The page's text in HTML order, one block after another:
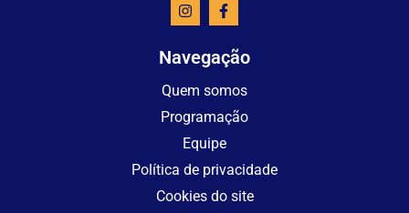
Navegação
Quem somos
Programação
Equipe
Política de privacidade
Cookies do site